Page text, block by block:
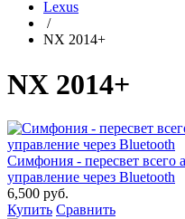
Lexus
/
NX 2014+
NX 2014+
Симфония - пересвет всего
управление через Bluetooth
6,500 руб.
Купить Сравнить